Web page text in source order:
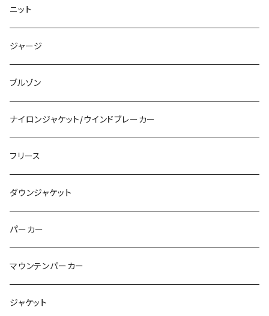
AKIRA
セーラームーン
犬夜叉
エヴァンゲリオン
アドバタイジング
DCコミック
バイク・モーターサイクル
ブランド
グラフィック
ロングスリーブ
ニット
ジャージ
ブルゾン
ナイロンジャケット/ウインドブレーカー
フリース
ダウンジャケット
パーカー
マウンテンパーカー
ジャケット